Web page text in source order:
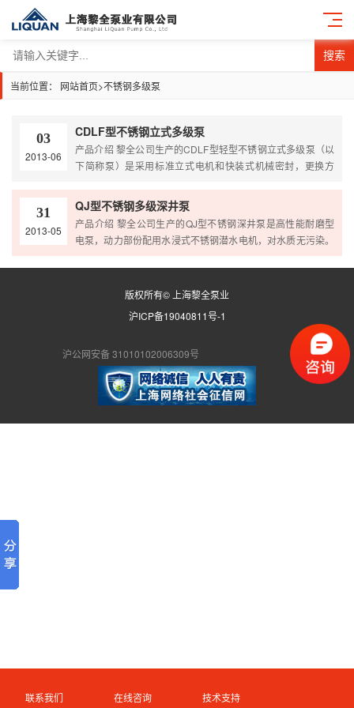
搜索
当前位置： 网站首页>不锈钢多级泵
03
2013-06
CDLF型不锈钢立式多级泵
产品介绍 黎全公司生产的CDLF型轻型不锈钢立式多级泵（以
下简称泵）是采用标准立式电机和快装式机械密封，更换方
用于轻度腐蚀性介质。该产品可替代国外CR、CRN等同类产
品。产品投放市场后，以其高效节能、质量可靠、使用范围广
等特点，深受广大用户的喜爱。 产品原理 1、采用优良的水
力模型和先进的制造工艺，大大提高泵的性能及使用寿…
31
2013-05
QJ型不锈钢多级深井泵
产品介绍 黎全公司生产的QJ型不锈钢深井泵是高性能耐磨型
电泵，动力部份配用水浸式不锈钢潜水电机，对水质无污染。
选用优质不锈钢外壳、轴芯、联轴器、入水座和泵头（或铜合
不锈钢导流壳，“浮动式”结构叶轮在工作期间对电机无轴向压
及家庭式（或高层送水使用）。 产品原理 1、QJ型不锈钢
版权所有© 上海黎全泵业
沪ICP备19040811号-1
沪公网安备 31010102006309号
联系我们 在线咨询 技术支持